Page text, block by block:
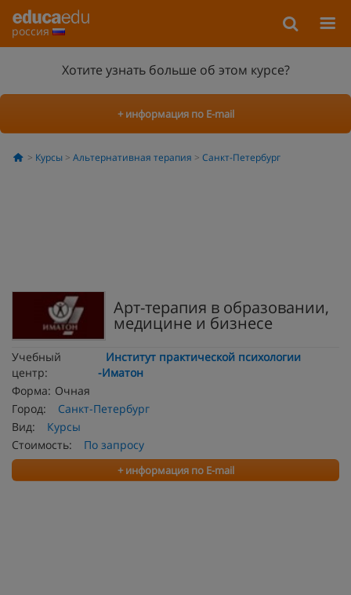
россия
Хотите узнать больше об этом курсе?
+ информация по E-mail
Курсы Альтернативная терапия Санкт-Петербург
Арт-терапия в образовании,
медицине и бизнесе
Учебный
центр:
Институт практической психологии
-Иматон
Форма: Очная
Город:
Санкт-Петербург
Вид:
Курсы
Стоимость:
По запросу
+ информация по E-mail